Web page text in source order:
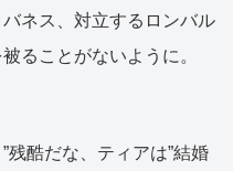
ネス、対立するロンバル
ることがないように。
残酷だな、ティアは”結婚